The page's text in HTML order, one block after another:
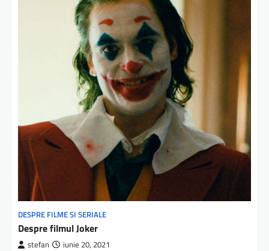
DESPRE FILME SI SERIALE
Despre filmul Joker
stefan iunie 20, 2021